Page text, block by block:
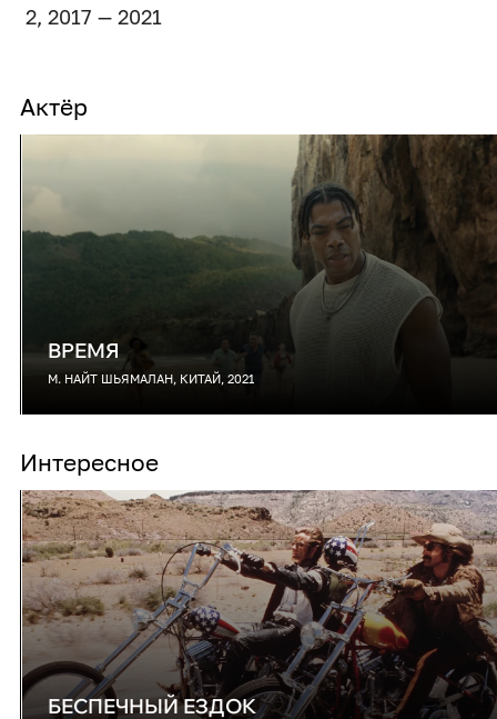
2, 2017 — 2021
Актёр
ВРЕМЯ
М. НАЙТ ШЬЯМАЛАН, КИТАЙ, 2021
Интересное
БЕСПЕЧНЫЙ ЕЗДОК